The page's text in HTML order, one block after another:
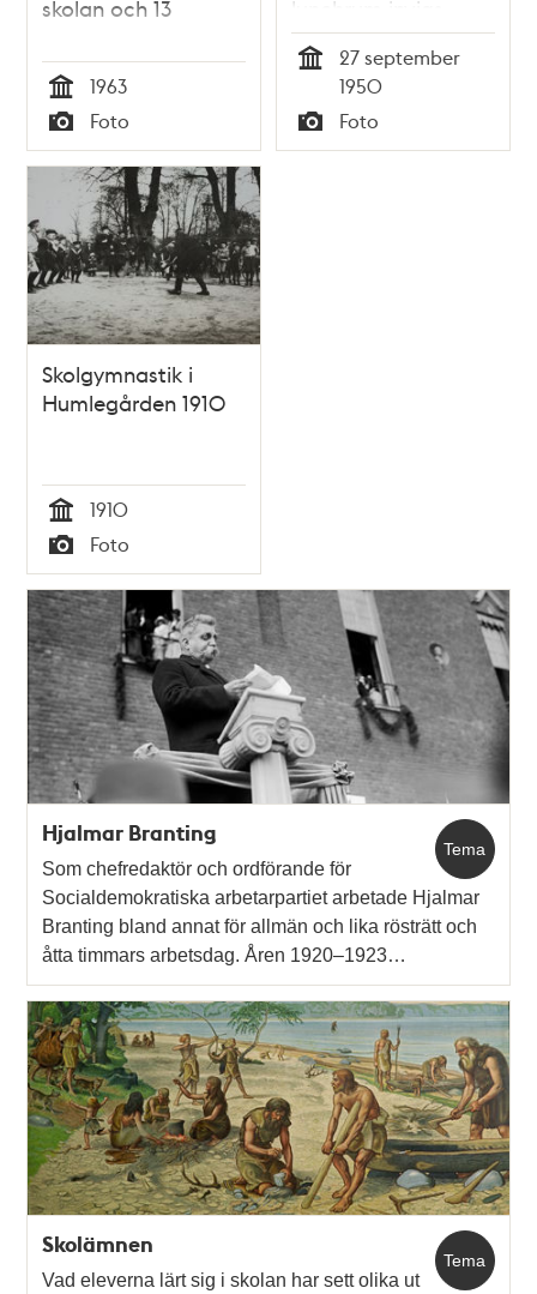
skolan och 13
Tid
1963
Typ
Foto
lunchrum invigs
27 september
1950
Typ
Foto
Skolgymnastik i
Humlegården 1910
Tid
1910
Typ
Foto
Tema
Hjalmar Branting
Som chefredaktör och ordförande för
Socialdemokratiska arbetarpartiet arbetade Hjalmar
Branting bland annat för allmän och lika rösträtt och
åtta timmars arbetsdag. Åren 1920–1923…
Tema
Skolämnen
Vad eleverna lärt sig i skolan har sett olika ut